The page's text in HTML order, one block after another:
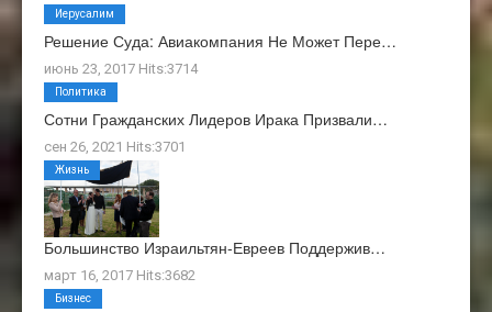
Решение Суда: Авиакомпания Не Может Пере…
июнь 23, 2017 Hits:3714
Иерусалим
Сотни Гражданских Лидеров Ирака Призвали…
сен 26, 2021 Hits:3701
Политика
Большинство Израильтян-Евреев Поддержив…
март 16, 2017 Hits:3682
Жизнь
Бизнес